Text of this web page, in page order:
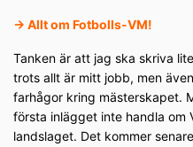
→ Allt om Fotbolls-VM!
Tanken är att jag ska skriva
trots allt är mitt jobb, men
farhågor kring mästerskapet.
första inlägget inte handla om
landslaget. Det kommer